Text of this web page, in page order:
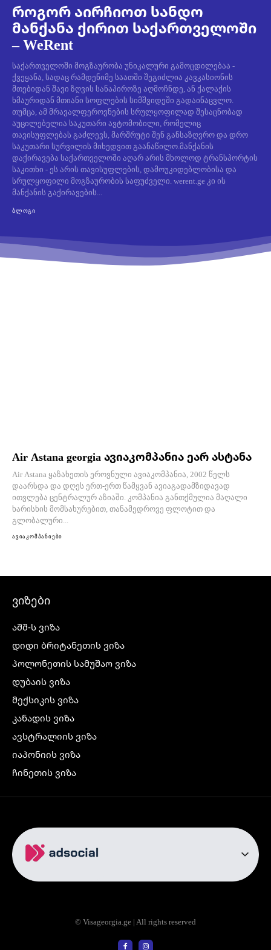
როგორ აირჩიოთ სანდო
მანქანა ქირით საქართველოში
– WeRent
საქართველოში მოგზაურობა უნიკალური გამოცდილებაა -
ქვეყანა, სადაც რამდენიმე საათში შეგიძლია კავკასიონის
მთებიდან შავი ზღვის სანაპიროზე აღმოჩნდე, ან ქალაქის
ხმაურიდან მთიანი სოფლების სიმშვიდეში გადაინაცვლო.
თუმცა, ამ მრავალფეროვნების სრულყოფილად შესაცნობად
აუცილებელია საკუთარი ავტომობილი, რომელიც
თავისუფლებას გაძლევს, მარშრუტი შენ განსაზღვრო და დრო
საკუთარი სურვილის მიხედვით გაანაწილო.მანქანის
დაქირავება საქართველოში აღარ არის მხოლოდ ტრანსპორტის
საკითხი - ეს არის თავისუფლების, დამოუკიდებლობისა და
სრულყოფილი მოგზაურობის საფუძველი. werent.ge კი ის
მანქანის გაქირავების...
ᲑᲚᲝᲒᲘ
Air Astana georgia ავიაკომპანია ეარ ასტანა
Air Astana ყაზახეთის ეროვნული ავიაკომპანია, 2002 წელს
დაარსდა და დღეს ერთ-ერთ წამყვან ავიაგადამზიდავად
ითვლება ცენტრალურ აზიაში. კომპანია განთქმულია მაღალი
ხარისხის მომსახურებით, თანამედროვე ფლოტით და
გლობალური...
ავიაკომპანიები
ვიზები
აშშ-ს ვიზა
დიდი ბრიტანეთის ვიზა
პოლონეთის სამუშაო ვიზა
დუბაის ვიზა
მექსიკის ვიზა
კანადის ვიზა
ავსტრალიის ვიზა
იაპონიის ვიზა
ჩინეთის ვიზა
ჩრდილოეთ ირლანდიის ვიზა
რუსეთის ვიზა
ავიაბილეთები
თბილისი ბაქო
© Visageorgia.ge | All rights reserved